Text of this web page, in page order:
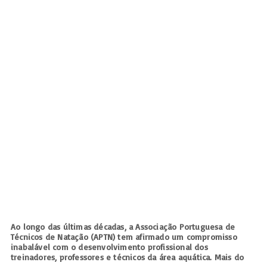
Ao longo das últimas décadas, a Associação Portuguesa de
Técnicos de Natação (APTN) tem afirmado um compromisso
inabalável com o desenvolvimento profissional dos
treinadores, professores e técnicos da área aquática. Mais do